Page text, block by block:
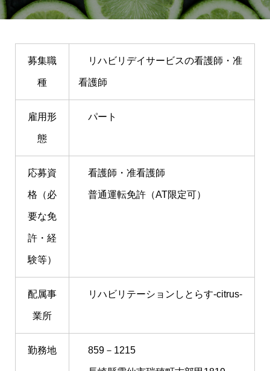
募集職
種
リハビリデイサービスの看護師・准
看護師
雇用形
態
パート
応募資
格（必
要な免
許・経
験等）
看護師・准看護師
普通運転免許（AT限定可）
配属事
業所
リハビリテーションしとらす-citrus-
勤務地 859－1215